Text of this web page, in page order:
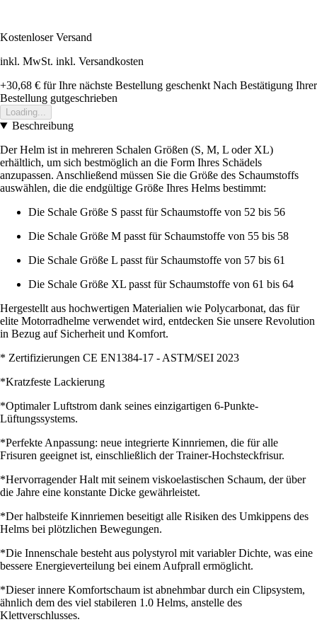
Kostenloser Versand
inkl. MwSt. inkl. Versandkosten
+30,68 € für Ihre nächste Bestellung geschenkt Nach Bestätigung Ihrer
Bestellung gutgeschrieben
Loading...
Beschreibung
Der Helm ist in mehreren Schalen Größen (S, M, L oder XL)
erhältlich, um sich bestmöglich an die Form Ihres Schädels
anzupassen. Anschließend müssen Sie die Größe des Schaumstoffs
auswählen, die die endgültige Größe Ihres Helms bestimmt:
Die Schale Größe S passt für Schaumstoffe von 52 bis 56
Die Schale Größe M passt für Schaumstoffe von 55 bis 58
Die Schale Größe L passt für Schaumstoffe von 57 bis 61
Die Schale Größe XL passt für Schaumstoffe von 61 bis 64
Hergestellt aus hochwertigen Materialien wie Polycarbonat, das für
elite Motorradhelme verwendet wird, entdecken Sie unsere Revolution
in Bezug auf Sicherheit und Komfort.
* Zertifizierungen CE EN1384-17 - ASTM/SEI 2023
*Kratzfeste Lackierung
*Optimaler Luftstrom dank seines einzigartigen 6-Punkte-
Lüftungssystems.
*Perfekte Anpassung: neue integrierte Kinnriemen, die für alle
Frisuren geeignet ist, einschließlich der Trainer-Hochsteckfrisur.
*Hervorragender Halt mit seinem viskoelastischen Schaum, der über
die Jahre eine konstante Dicke gewährleistet.
*Der halbsteife Kinnriemen beseitigt alle Risiken des Umkippens des
Helms bei plötzlichen Bewegungen.
*Die Innenschale besteht aus polystyrol mit variabler Dichte, was eine
bessere Energieverteilung bei einem Aufprall ermöglicht.
*Dieser innere Komfortschaum ist abnehmbar durch ein Clipsystem,
ähnlich dem des viel stabileren 1.0 Helms, anstelle des
Klettverschlusses.